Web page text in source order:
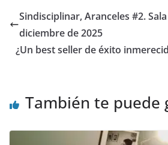
b
o
o
d
o
n
l p
ti
Sindisciplinar, Aranceles #2.
diciembre de 2025
¿Un best seller de éxito
También te puede